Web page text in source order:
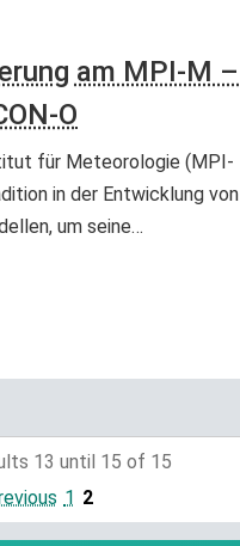
am MPI-M –
O
für Meteorologie (MPI-
in der Entwicklung von
um seine…
13 until 15 of 15
1 2